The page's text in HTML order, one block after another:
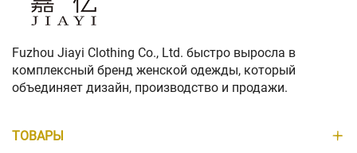
Fuzhou Jiayi Clothing Co., Ltd. быстро выросла в
комплексный бренд женской одежды, который
объединяет дизайн, производство и продажи.
ТОВАРЫ